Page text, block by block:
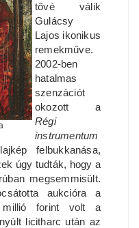
tővé válik
Gulácsy
Lajos ikonikus
remekműve.
2002-ben
hatalmas
szenzációt
okozott a
Régi
instrumentum
felbukkanása,
úgy tudták, hogy a
megsemmisült.
aukcióra a
millió forint volt a
licitharc után az